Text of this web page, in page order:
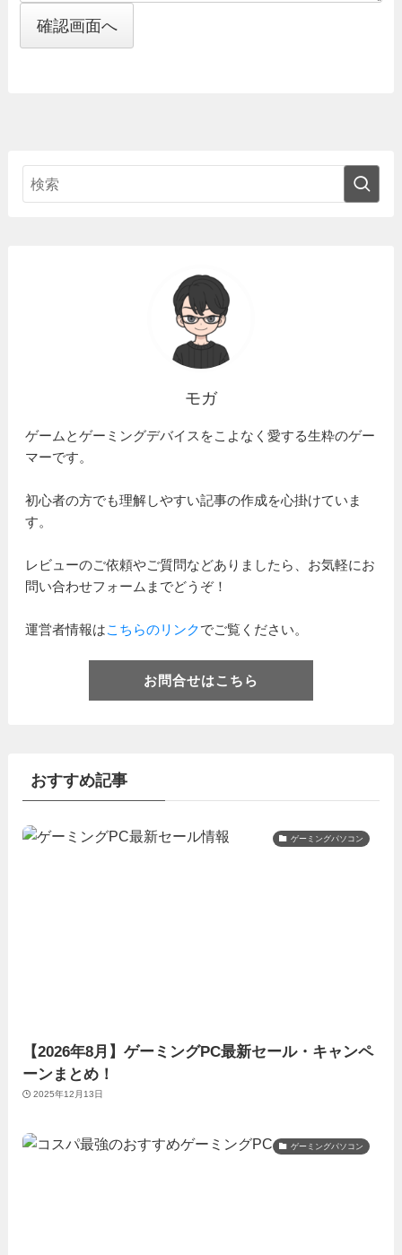
確認画面へ
モガ
ゲームとゲーミングデバイスをこよなく愛する生粋のゲー
マーです。
初心者の方でも理解しやすい記事の作成を心掛けていま
す。
レビューのご依頼やご質問などありましたら、お気軽にお
問い合わせフォームまでどうぞ！
運営者情報はこちらのリンクでご覧ください。
お問合せはこちら
おすすめ記事
ゲーミングパソコン
【2026年8月】ゲーミングPC最新セール・キャンペ
ーンまとめ！
2025年12月13日
ゲーミングパソコン